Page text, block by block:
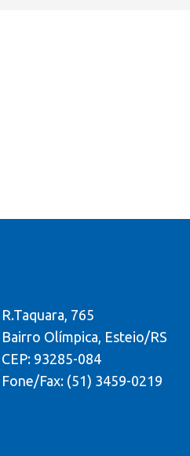
R.Taquara, 765
Bairro Olímpica, Esteio/RS
CEP: 93285-084
Fone/Fax: (51) 3459-0219